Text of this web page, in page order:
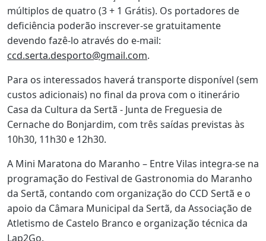
múltiplos de quatro (3 + 1 Grátis). Os portadores de
deficiência poderão inscrever-se gratuitamente
devendo fazê-lo através do e-mail:
ccd.serta.desporto@gmail.com.
Para os interessados haverá transporte disponível (sem
custos adicionais) no final da prova com o itinerário
Casa da Cultura da Sertã - Junta de Freguesia de
Cernache do Bonjardim, com três saídas previstas às
10h30, 11h30 e 12h30.
A Mini Maratona do Maranho – Entre Vilas integra-se na
programação do Festival de Gastronomia do Maranho
da Sertã, contando com organização do CCD Sertã e o
apoio da Câmara Municipal da Sertã, da Associação de
Atletismo de Castelo Branco e organização técnica da
Lap2Go.